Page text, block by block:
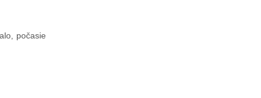
počasie